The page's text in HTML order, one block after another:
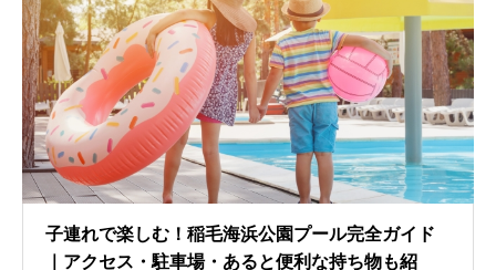
子連れで楽しむ！稲毛海浜公園プール完全ガイド
｜アクセス・駐車場・あると便利な持ち物も紹